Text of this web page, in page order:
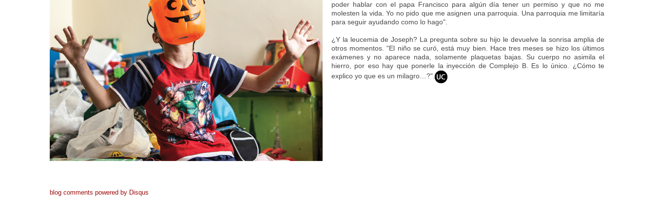
poder hablar con el papa Francisco para algún día tener un permiso y que no me
molesten la vida. Yo no pido que me asignen una parroquia. Una parroquia me limitaría
para seguir ayudando como lo hago".
¿Y la leucemia de Joseph? La pregunta sobre su hijo le devuelve la sonrisa amplia de
otros momentos. "El niño se curó, está muy bien. Hace tres meses se hizo los últimos
exámenes y no aparece nada, solamente plaquetas bajas. Su cuerpo no asimila el
hierro, por eso hay que ponerle la inyección de Complejo B. Es lo único. ¿Cómo te
explico yo que es un milagro…?".
blog comments powered by Disqus